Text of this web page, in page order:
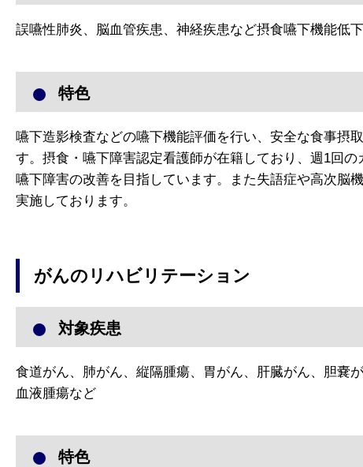
誤嚥性肺炎、脳血管疾患、神経疾患など摂食嚥下機能低
特色
嚥下造影検査などの嚥下機能評価を行い、安全な食事摂
す。摂食・嚥下障害認定看護師が在籍しており、週1回
嚥下障害の改善を目指しています。また失語症や高次脳
実施しております。
がんのリハビリテーション
対象疾患
食道がん、肺がん、縦隔腫瘍、胃がん、肝臓がん、胆嚢
血液腫瘍など
特色